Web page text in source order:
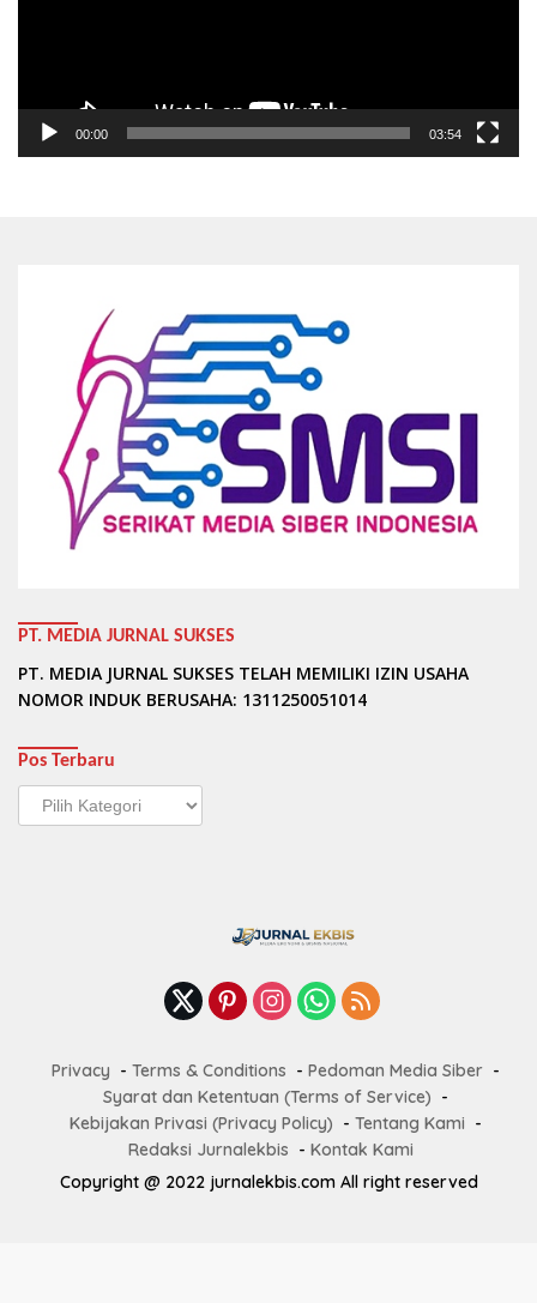
00:00 03:54
PT. MEDIA JURNAL SUKSES
PT. MEDIA JURNAL SUKSES TELAH MEMILIKI IZIN USAHA
NOMOR INDUK BERUSAHA: 1311250051014
Pos Terbaru
Pos
Terbaru
Privacy Terms & Conditions
Pedoman Media Siber
Syarat dan Ketentuan (Terms of Service)
Kebijakan Privasi (Privacy Policy)
Tentang Kami
Redaksi Jurnalekbis
Kontak Kami
Copyright @ 2022 jurnalekbis.com All right reserved